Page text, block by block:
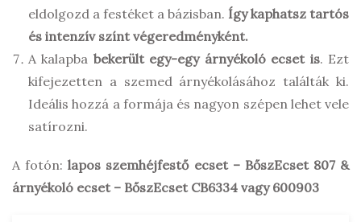
eldolgozd a festéket a bázisban. Így kaphatsz tartós
és intenzív színt végeredményként.
A kalapba bekerült egy-egy árnyékoló ecset is. Ezt
kifejezetten a szemed árnyékolásához találták ki.
Ideális hozzá a formája és nagyon szépen lehet vele
satírozni.
A fotón:lapos szemhéjfestő ecset – BőszEcset 807 &
árnyékoló ecset – BőszEcset CB6334 vagy 600903